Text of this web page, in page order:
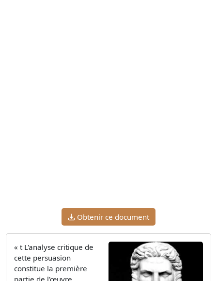
Obtenir ce document
« t L'analyse critique de
cette persuasion
constitue la première
partie de l'œuvre.